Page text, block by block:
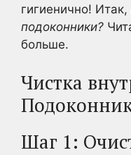
гигиенично! Итак,
подоконники?
больше.
Чистка
Шаг 1: